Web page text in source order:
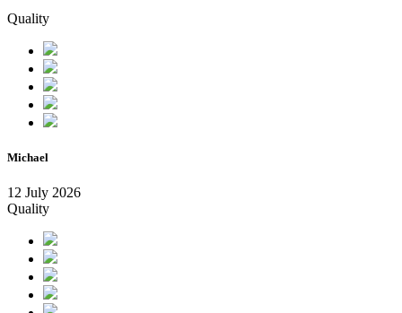
Quality
Michael
12 July 2026
Quality